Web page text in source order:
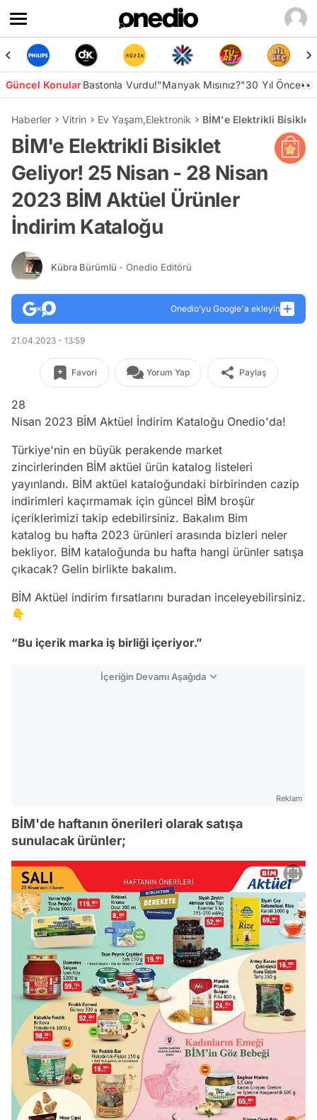
Güncel KonularBastonla Vurdu!"Manyak Mısınız?"30 Yıl Önce👀
Haberler Vitrin Ev Yaşam,Elektronik BİM'e Elektrikli
BİM'e Elektrikli Bisiklet
Geliyor! 25 Nisan - 28 Nisan
2023 BİM Aktüel Ürünler
İndirim Kataloğu
Kübra Bürümlü - Onedio Editörü
Onedio’yu Google'a ekleyin
21.04.2023 - 13:59
Favori Yorum Yap Paylaş
28
Nisan 2023 BİM Aktüel İndirim Kataloğu Onedio'da!
Türkiye'nin en büyük perakende market
zincirlerinden BİM aktüel ürün katalog listeleri
yayınlandı. BİM aktüel kataloğundaki birbirinden cazip
indirimleri kaçırmamak için güncel BİM broşür
içeriklerimizi takip edebilirsiniz. Bakalım Bim
katalog bu hafta 2023 ürünleri arasında bizleri neler
bekliyor. BİM kataloğunda bu hafta hangi ürünler satışa
çıkacak? Gelin birlikte bakalım.
BİM Aktüel indirim fırsatlarını buradan inceleyebilirsiniz.
👇
“Bu içerik marka iş birliği içeriyor.”
İçeriğin Devamı Aşağıda
Reklam
BİM'de haftanın önerileri olarak satışa
sunulacak ürünler;